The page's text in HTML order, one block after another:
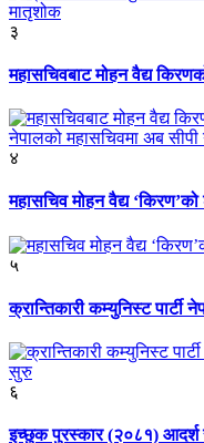
३
महासचिवबाट मोहन वैद्य
४
महासचिव मोहन वैद्य
५
क्रान्तिकारी कम्युनिस्ट पार्टी
६
इच्छुक पुरस्कार (२०८१)